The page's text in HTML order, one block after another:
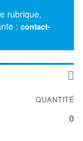
rubrique,
: contact-
QUANTITÉ
0